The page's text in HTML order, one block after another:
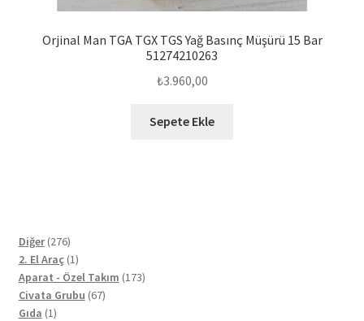
Orjinal Man TGA TGX TGS Yağ Basınç Müşürü 15 Bar
51274210263
₺3.960,00
Sepete Ekle
Diğer 276276
ürün
2. El Araç 11
ürün
Aparat - Özel Takım 173173
Civata Grubu 6767
Gıda 11